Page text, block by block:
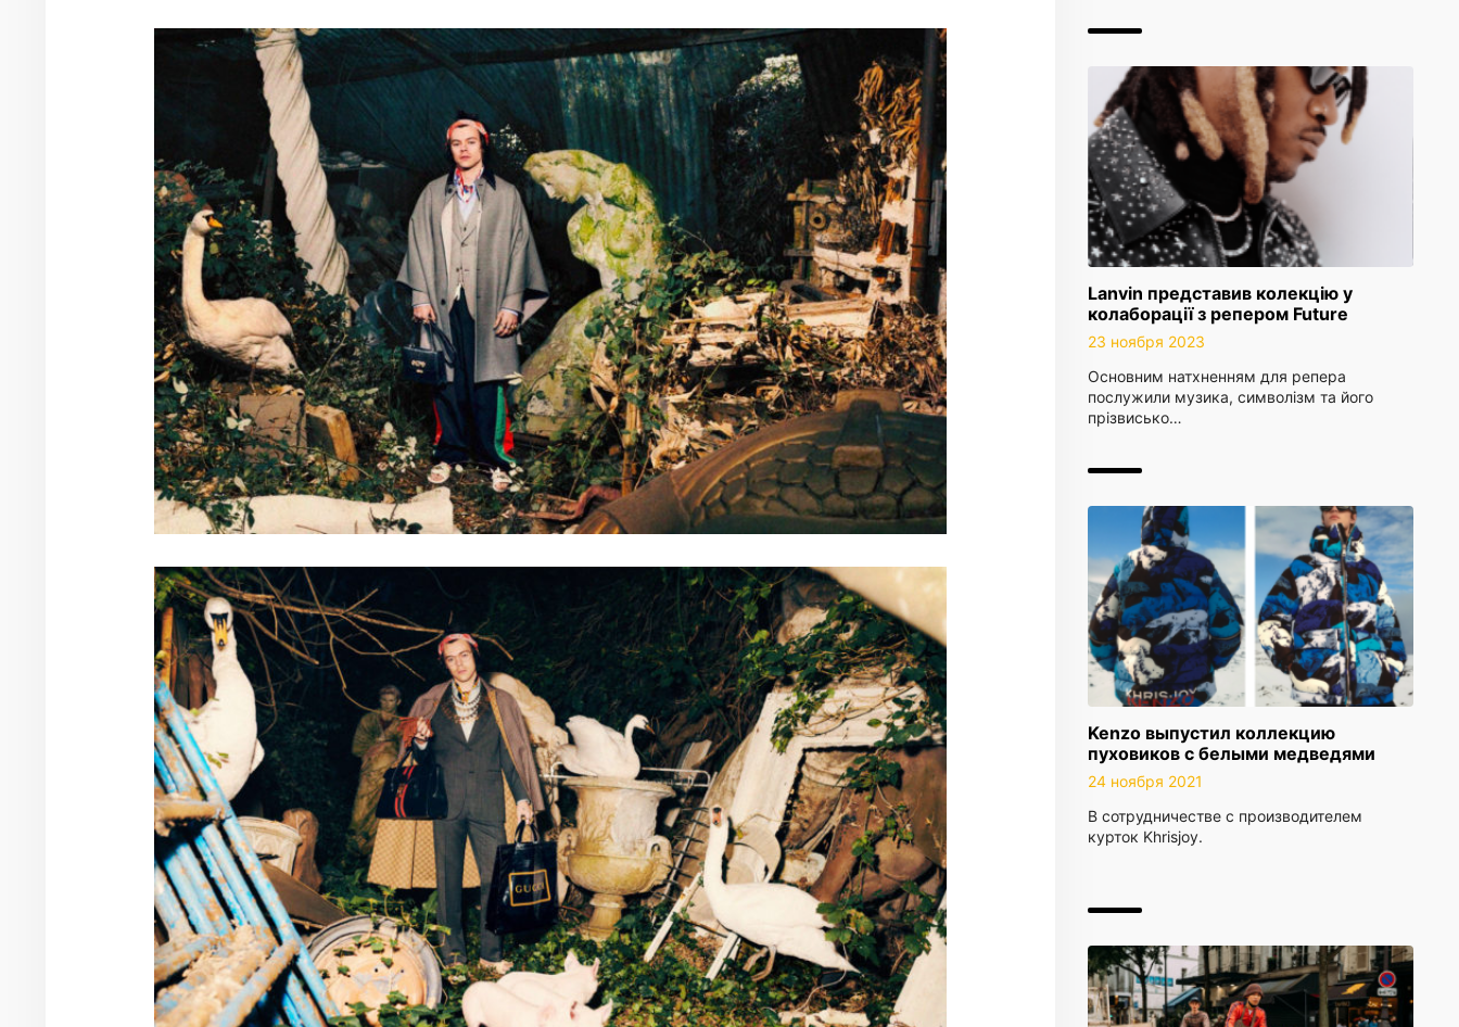
Lanvin представив колекцію у
колаборації з репером Future
23 ноября 2023
Основним натхненням для репера
послужили музика, символізм та його
прізвисько…
Kenzo выпустил коллекцию
пуховиков с белыми медведями
24 ноября 2021
В сотрудничестве с производителем
курток Khrisjoy.